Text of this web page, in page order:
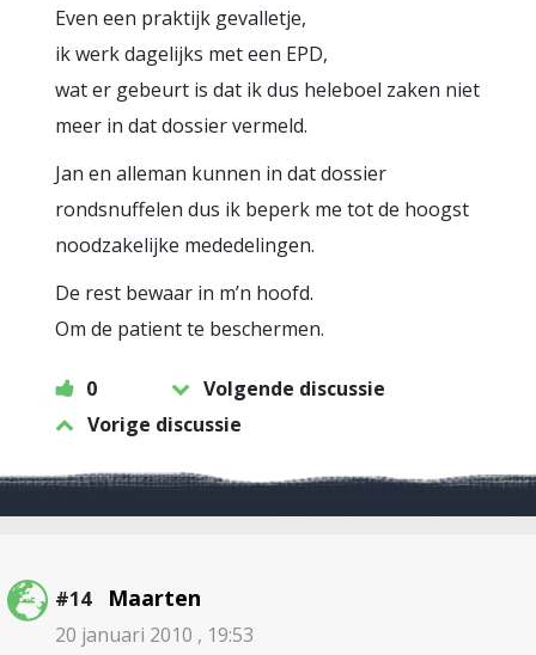
Even een praktijk gevalletje,
ik werk dagelijks met een EPD,
wat er gebeurt is dat ik dus heleboel zaken niet
meer in dat dossier vermeld.
Jan en alleman kunnen in dat dossier
rondsnuffelen dus ik beperk me tot de hoogst
noodzakelijke mededelingen.
De rest bewaar in m’n hoofd.
Om de patient te beschermen.
0
Volgende discussie
Vorige discussie
#14 Maarten
20 januari 2010 , 19:53